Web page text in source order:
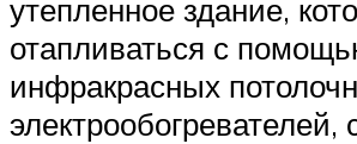
утепленное здание,
отапливаться с
инфракрасных
электрообогревателей,